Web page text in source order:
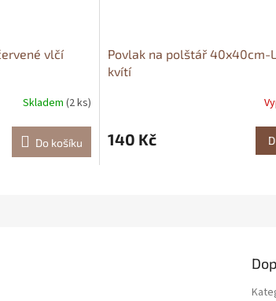
vlčí
Skladem (2 ks)
Do košíku
Povlak na polštář 40x40cm-
kvítí
140 Kč